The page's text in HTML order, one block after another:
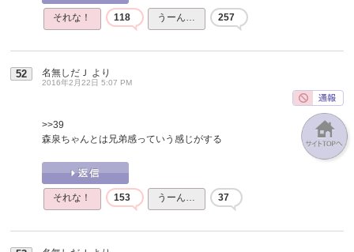
それな！ 118 うーん… 257
52 名無しだＪ より
2016年2月22日 5:07 PM
>>39
森泉ちゃんとは兄弟感っていう感じがする
それな！ 153 うーん… 37